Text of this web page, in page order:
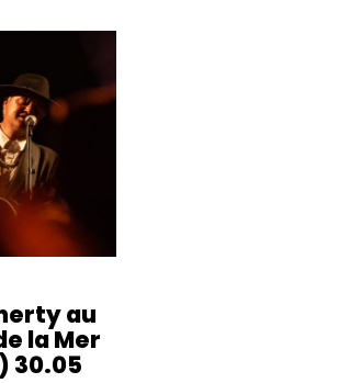
au
la Mer
30.05